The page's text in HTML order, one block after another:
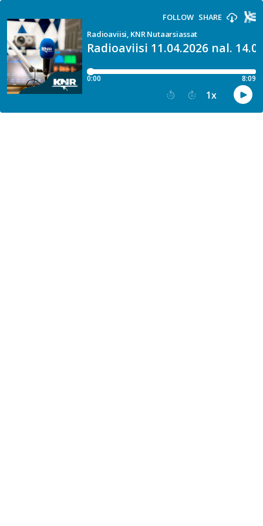
Radioaviisi 11.04.2026 nal.
Radioaviisi, KNR Nutaarsiassat
FOLLOW SHARE
0:00 8:09
15 30 1x